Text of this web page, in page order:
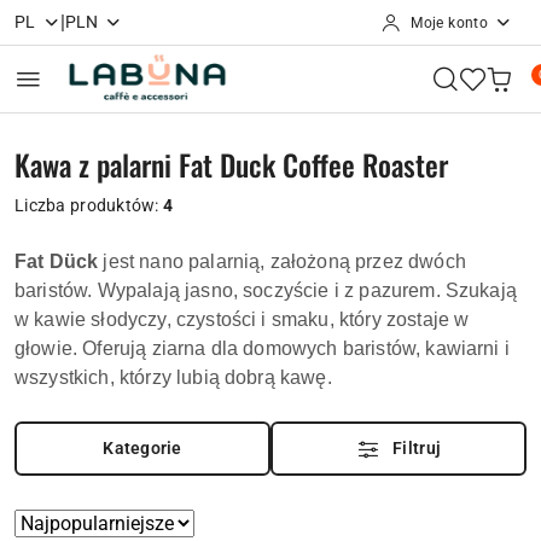
Przejdź do treści głównej
Przejdź do wyszukiwarki
Przejdź do moje konto
Przejdź do menu głównego
Przejdź do stopki
PL |PLN Moje konto
Kawa z palarni Fat Duck Coffee Roaster
Liczba produktów:4
Fat Dück jest nano palarnią, założoną przez dwóch
baristów. Wypalają jasno, soczyście i z pazurem. Szukają
w kawie słodyczy, czystości i smaku, który zostaje w
głowie. Oferują ziarna dla domowych baristów, kawiarni i
wszystkich, którzy lubią dobrą kawę.
Kategorie Filtruj
Zastosowano
Sortuj